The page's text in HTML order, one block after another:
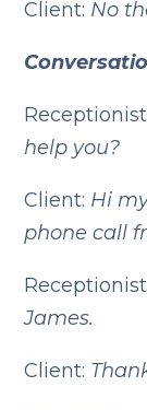
Client: No
help you?
Client: Hi
phone call
James.
Client: